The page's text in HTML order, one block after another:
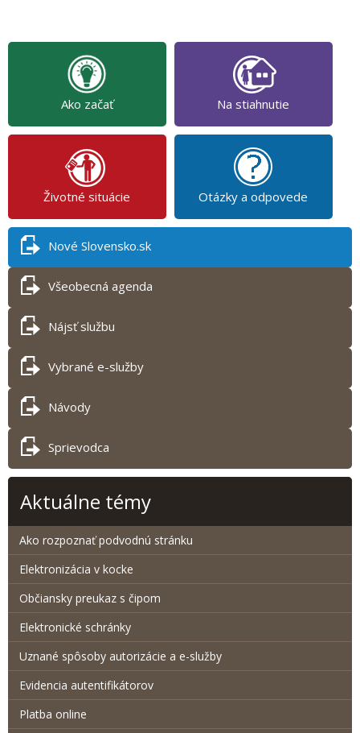
Ako začať Na stiahnutie
Životné situácie Otázky a odpovede
Nové Slovensko.sk
Všeobecná agenda
Nájsť službu
Vybrané e-služby
Návody
Sprievodca
Aktuálne témy
Ako rozpoznať podvodnú stránku
Elektronizácia v kocke
Občiansky preukaz s čipom
Elektronické schránky
Uznané spôsoby autorizácie a e-služby
Evidencia autentifikátorov
Platba online